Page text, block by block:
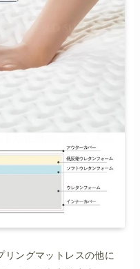
リングマットレスの他に